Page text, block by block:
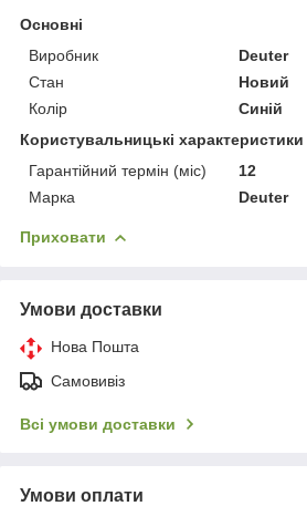
Основні
Виробник
Deuter
Стан
Новий
Колір
Синій
Користувальницькі характеристики
Гарантійний термін (міс)
12
Марка
Deuter
Приховати
Умови доставки
Нова Пошта
Самовивіз
Всі умови доставки
Умови оплати